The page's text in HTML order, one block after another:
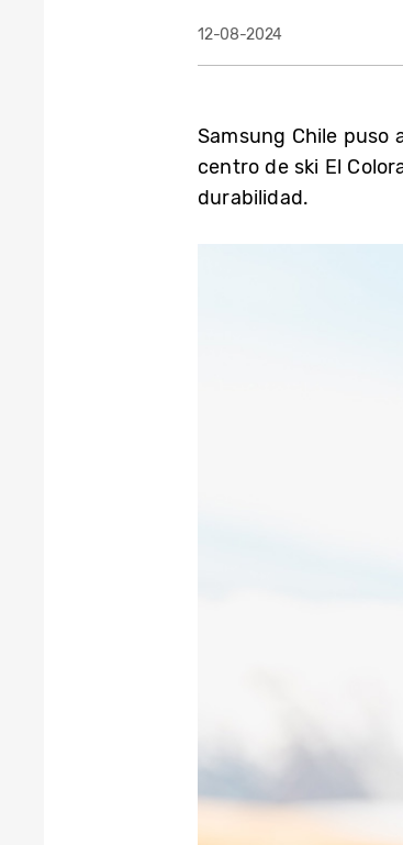
12-08-2024
Samsung Chile puso
centro de ski El
durabilidad.